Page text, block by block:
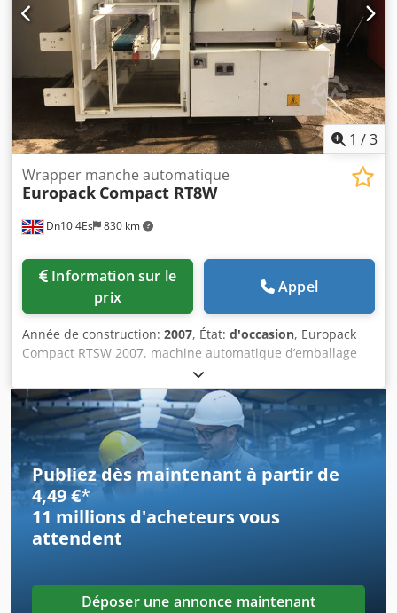
Holland
1 /3
Dn10 4Es 830 km
Wrapper manche automatique
Europack Compact RT8W
prix
Appel
Année de construction: 2007, État: d'occasion, Europack
Compact RTSW 2007, machine automatique d’emballage
par thermoscellage, convoyeur à bande motorisé, vitesse
de bande réglable, tunnel et température de scellage
réglables, mâchoire de scellage recouverte de téflon,
ouverture 350 mm x 200 mm, triphasé. Crsdpfjdbqxzex
Aknjf
Publiez dès maintenant à partir de
4,49 €*
11 millions d'acheteursvous
attendent
Déposer une annonce maintenant